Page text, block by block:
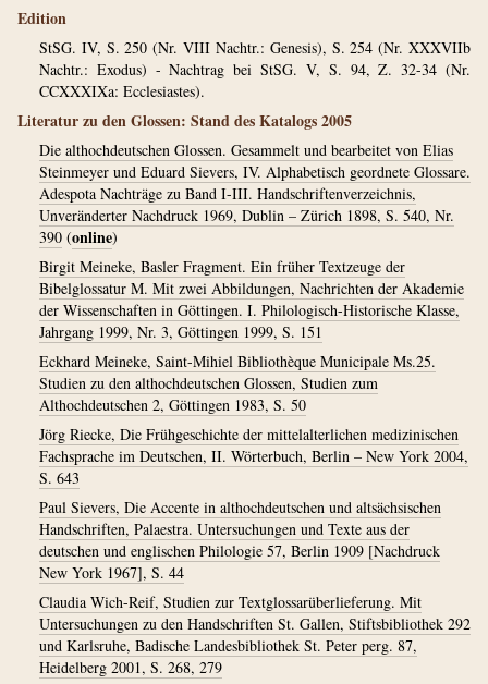
Edition
StSG. IV, S. 250 (Nr. VIII Nachtr.: Genesis), S. 254 (Nr. XXXVIIb
Nachtr.: Exodus) - Nachtrag bei StSG. V, S. 94, Z. 32-34 (Nr.
CCXXXIXa: Ecclesiastes).
Literatur zu den Glossen: Stand des Katalogs 2005
Die althochdeutschen Glossen. Gesammelt und bearbeitet von Elias
Steinmeyer und Eduard Sievers, IV. Alphabetisch geordnete Glossare.
Adespota Nachträge zu Band I-III. Handschriftenverzeichnis,
Unveränderter Nachdruck 1969, Dublin – Zürich 1898, S. 540, Nr.
390 (online)
Birgit Meineke, Basler Fragment. Ein früher Textzeuge der
Bibelglossatur M. Mit zwei Abbildungen, Nachrichten der Akademie
der Wissenschaften in Göttingen. I. Philologisch-Historische Klasse,
Jahrgang 1999, Nr. 3, Göttingen 1999, S. 151
Eckhard Meineke, Saint-Mihiel Bibliothèque Municipale Ms.25.
Studien zu den althochdeutschen Glossen, Studien zum
Althochdeutschen 2, Göttingen 1983, S. 50
Jörg Riecke, Die Frühgeschichte der mittelalterlichen medizinischen
Fachsprache im Deutschen, II. Wörterbuch, Berlin – New York 2004,
S. 643
Paul Sievers, Die Accente in althochdeutschen und altsächsischen
Handschriften, Palaestra. Untersuchungen und Texte aus der
deutschen und englischen Philologie 57, Berlin 1909 [Nachdruck
New York 1967], S. 44
Claudia Wich-Reif, Studien zur Textglossarüberlieferung. Mit
Untersuchungen zu den Handschriften St. Gallen, Stiftsbibliothek 292
und Karlsruhe, Badische Landesbibliothek St. Peter perg. 87,
Heidelberg 2001, S. 268, 279